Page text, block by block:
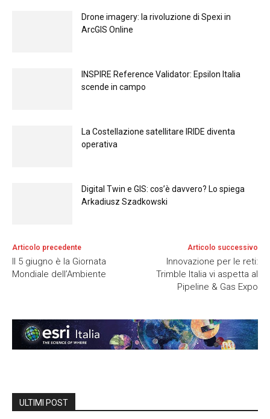
Drone imagery: la rivoluzione di Spexi in
ArcGIS Online
INSPIRE Reference Validator: Epsilon Italia
scende in campo
La Costellazione satellitare IRIDE diventa
operativa
Digital Twin e GIS: cos’è davvero? Lo spiega
Arkadiusz Szadkowski
Articolo precedente
Il 5 giugno è la Giornata
Mondiale dell’Ambiente
Articolo successivo
Innovazione per le reti:
Trimble Italia vi aspetta al
Pipeline & Gas Expo
ULTIMI POST